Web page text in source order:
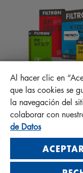
PREGUNTAS
MANN+HUMMEL
Sp. z o. o. Sp. k.
ul. Wrocławska
Privacy Statement
Imprint
Al hacer clic en
que las cookies se
la navegación del
colaborar con
de Datos